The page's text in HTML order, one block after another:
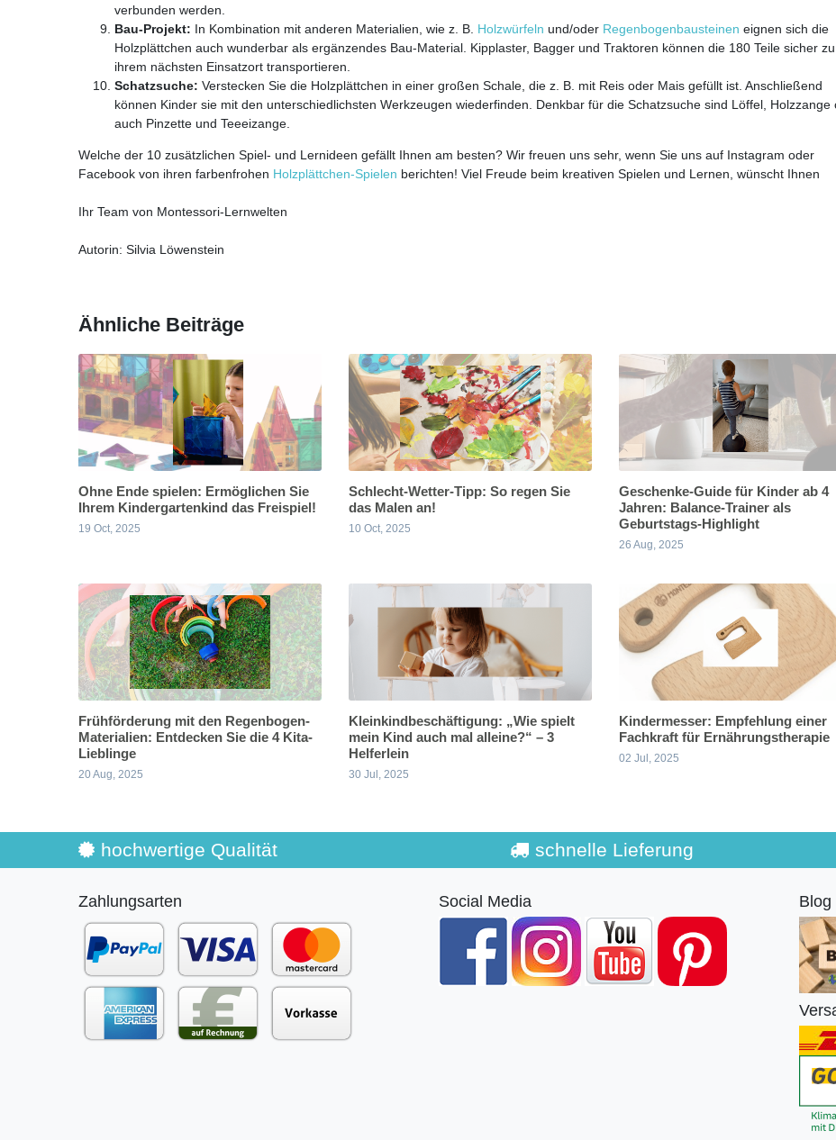
verbunden werden.
Bau-Projekt: In Kombination mit anderen Materialien, wie z. B. Holzwürfeln und/oder Regenbogenbausteinen eignen sich die
Holzplättchen auch wunderbar als ergänzendes Bau-Material. Kipplaster, Bagger und Traktoren können die 180 Teile sicher zu
ihrem nächsten Einsatzort transportieren.
Schatzsuche: Verstecken Sie die Holzplättchen in einer großen Schale, die z. B. mit Reis oder Mais gefüllt ist. Anschließend
können Kinder sie mit den unterschiedlichsten Werkzeugen wiederfinden. Denkbar für die Schatzsuche sind Löffel, Holzzange
auch Pinzette und Teeeizange.
Welche der 10 zusätzlichen Spiel- und Lernideen gefällt Ihnen am besten? Wir freuen uns sehr, wenn Sie uns auf Instagram oder
Facebook von ihren farbenfrohen Holzplättchen-Spielen berichten! Viel Freude beim kreativen Spielen und Lernen, wünscht Ihnen
Ihr Team von Montessori-Lernwelten
Autorin: Silvia Löwenstein
Ähnliche Beiträge
Ohne Ende spielen: Ermöglichen Sie
Ihrem Kindergartenkind das Freispiel!
19 Oct, 2025
Schlecht-Wetter-Tipp: So regen Sie
das Malen an!
10 Oct, 2025
Geschenke-Guide für Kinder ab 4
Jahren: Balance-Trainer als
Geburtstags-Highlight
26 Aug, 2025
Frühförderung mit den Regenbogen-
Materialien: Entdecken Sie die 4 Kita-
Lieblinge
20 Aug, 2025
Kleinkindbeschäftigung: „Wie spielt
mein Kind auch mal alleine?“ – 3
Helferlein
30 Jul, 2025
Kindermesser: Empfehlung einer
Fachkraft für Ernährungstherapie
02 Jul, 2025
hochwertige Qualität schnelle Lieferung
Zahlungsarten Social Media Blog